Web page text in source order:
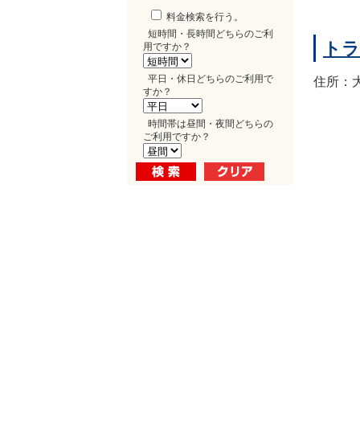
料金検索を行う。
短時間・長時間どちらのご利
用ですか？
平日・休日どちらのご利用で
すか？
時間帯は昼間・夜間どちらの
ご利用ですか？
ト
住所：